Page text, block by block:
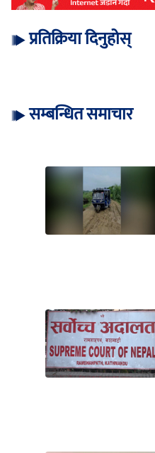
प्रतिक्रिया दिनुहोस्
सम्बन्धित समाचार